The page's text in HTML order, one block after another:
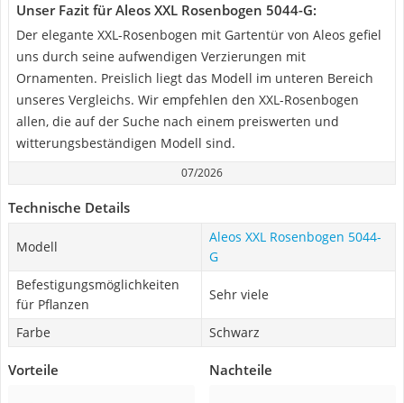
Unser Fazit für Aleos XXL Rosenbogen 5044-G:
Der elegante XXL-Rosenbogen mit Gartentür von Aleos gefiel
uns durch seine aufwendigen Verzierungen mit
Ornamenten. Preislich liegt das Modell im unteren Bereich
unseres Vergleichs. Wir empfehlen den XXL-Rosenbogen
allen, die auf der Suche nach einem preiswerten und
witterungsbeständigen Modell sind.
07/2026
Technische Details
Modell
Aleos XXL Rosenbogen 5044-
G
Befestigungsmöglichkeiten
für Pflanzen
Sehr viele
Farbe Schwarz
Vorteile Nachteile